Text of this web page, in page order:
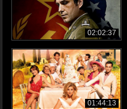
02:02:37
01:44:13